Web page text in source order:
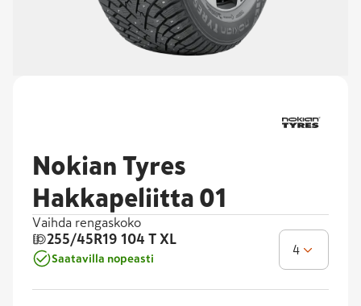
Nokian Tyres
Hakkapeliitta 01
Vaihda rengaskoko
255/45R19 104 T XL
Saatavilla nopeasti
4